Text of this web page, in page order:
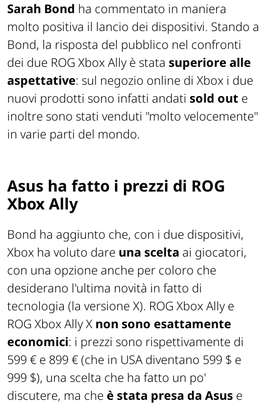
Sarah Bond ha commentato in maniera
molto positiva il lancio dei dispositivi. Stando a
Bond, la risposta del pubblico nel confronti
dei due ROG Xbox Ally è stata superiore alle
aspettative: sul negozio online di Xbox i due
nuovi prodotti sono infatti andati sold out e
inoltre sono stati venduti "molto velocemente"
in varie parti del mondo.
Asus ha fatto i prezzi di ROG
Xbox Ally
Bond ha aggiunto che, con i due dispositivi,
Xbox ha voluto dare una scelta ai giocatori,
con una opzione anche per coloro che
desiderano l'ultima novità in fatto di
tecnologia (la versione X). ROG Xbox Ally e
ROG Xbox Ally X non sono esattamente
economici: i prezzi sono rispettivamente di
599 € e 899 € (che in USA diventano 599 $ e
999 $), una scelta che ha fatto un po'
discutere, ma che è stata presa da Asus e